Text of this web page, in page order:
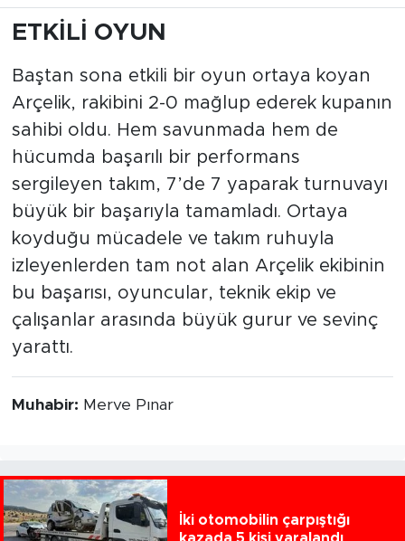
ETKİLİ OYUN
Baştan sona etkili bir oyun ortaya koyan
Arçelik, rakibini 2-0 mağlup ederek kupanın
sahibi oldu. Hem savunmada hem de
hücumda başarılı bir performans
sergileyen takım, 7’de 7 yaparak turnuvayı
büyük bir başarıyla tamamladı. Ortaya
koyduğu mücadele ve takım ruhuyla
izleyenlerden tam not alan Arçelik ekibinin
bu başarısı, oyuncular, teknik ekip ve
çalışanlar arasında büyük gurur ve sevinç
yarattı.
Muhabir: Merve Pınar
İki otomobilin çarpıştığı
kazada 5 kişi yaralandı